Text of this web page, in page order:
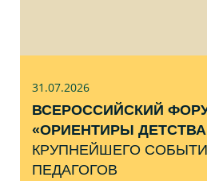
31.07.2026
ВСЕРОССИЙСКИЙ
«ОРИЕНТИРЫ ДЕТСТВА
КРУПНЕЙШЕГО
ПЕДАГОГОВ